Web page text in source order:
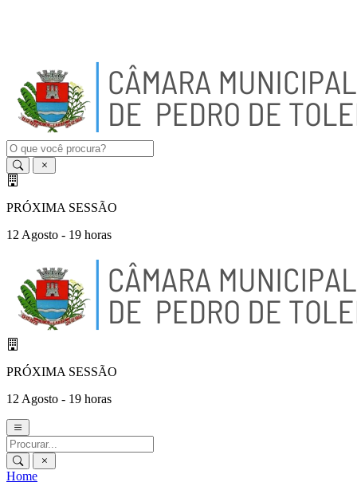
PRÓXIMA SESSÃO
12 Agosto - 19 horas
PRÓXIMA SESSÃO
12 Agosto - 19 horas
Home